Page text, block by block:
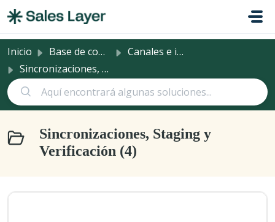
Inicio Base de conocimientos
Canales e integraciones
Sincronizaciones, Staging y Verificación
Sincronizaciones, Staging y
Verificación (4)